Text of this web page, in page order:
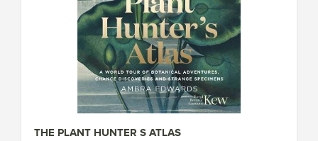
THE PLANT HUNTER S ATLAS